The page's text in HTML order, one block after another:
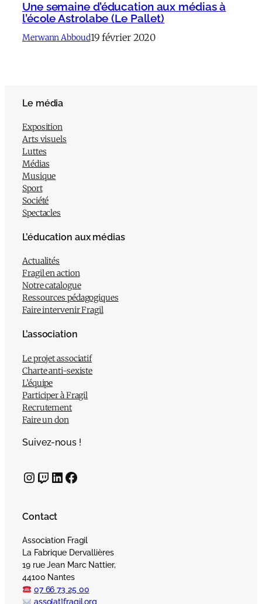
Une semaine d’éducation aux médias à
l’école Astrolabe (Le Pallet)
Merwann Abboud19 février 2020
Le média
Exposition
Arts visuels
Luttes
Médias
Musique
Sport
Société
Spectacles
L’éducation aux médias
Actualités
Fragil en action
Notre catalogue
Ressources pédagogiques
Faire intervenir Fragil
L’association
Le projet associatif
Charte anti-sexiste
L’équipe
Participer à Fragil
Recrutement
Faire un don
Suivez-nous !
InstagramTwitch LinkedIn Facebook
Contact
Association Fragil
La Fabrique Dervallières
19 rue Jean Marc Nattier,
44100 Nantes
07 66 73 25 00
asso[at]fragil.org